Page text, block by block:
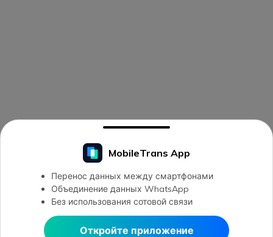
MobileTrans App
Перенос данных между смартфонами
Объединение данных WhatsApp
Без использования сотовой связи
Откройте приложение